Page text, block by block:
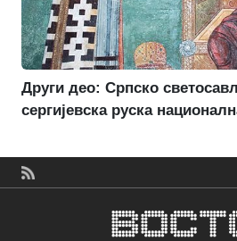
Други део: Српско
сергијевска руска